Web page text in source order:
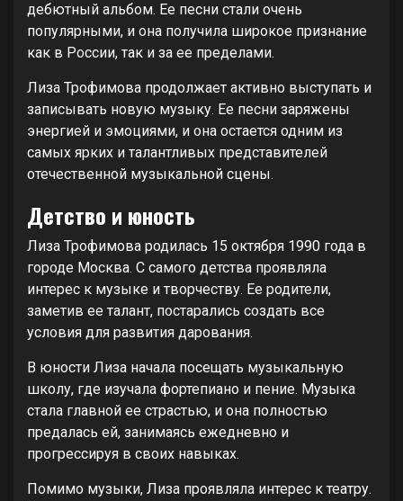
дебютный альбом. Ее песни стали очень
популярными, и она получила широкое признание
как в России, так и за ее пределами.
Лиза Трофимова продолжает активно выступать и
записывать новую музыку. Ее песни заряжены
энергией и эмоциями, и она остается одним из
самых ярких и талантливых представителей
отечественной музыкальной сцены.
Детство и юность
Лиза Трофимова родилась 15 октября 1990 года в
городе Москва. С самого детства проявляла
интерес к музыке и творчеству. Ее родители,
заметив ее талант, постарались создать все
условия для развития дарования.
В юности Лиза начала посещать музыкальную
школу, где изучала фортепиано и пениe. Музыка
стала главной ее страстью, и она полностью
предалась ей, занимаясь ежедневно и
прогрессируя в своих навыках.
Помимо музыки, Лиза проявляла интерес к театру.